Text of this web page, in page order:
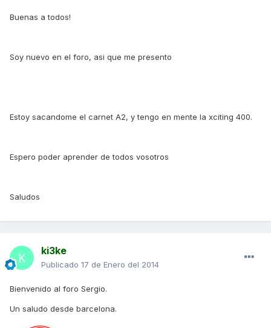
Buenas a todos!
Soy nuevo en el foro, asi que me presento
Estoy sacandome el carnet A2, y tengo en mente la xciting 400.
Espero poder aprender de todos vosotros
Saludos
ki3ke
Publicado 17 de Enero del 2014
Bienvenido al foro Sergio.
Un saludo desde barcelona.